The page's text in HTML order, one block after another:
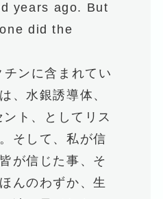
years ago. But
did the
ンに含まれてい
、水銀誘導体、
ト、としてリス
そして、私が信
が信じた事、そ
んのわずか、生